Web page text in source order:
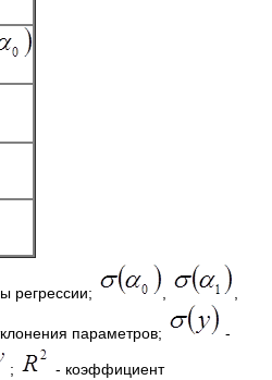
регрессии;
параметров; -
; - коэффициент